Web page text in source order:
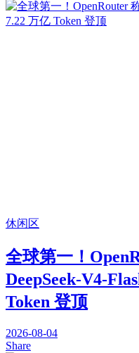
休闲区
全球第一！
DeepSeek-V4-
Token 登顶
2026-08-04
Share